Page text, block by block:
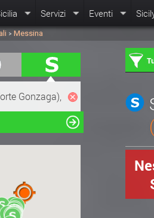
Servizi Eventi
> Messina
nella mappa
informazioni